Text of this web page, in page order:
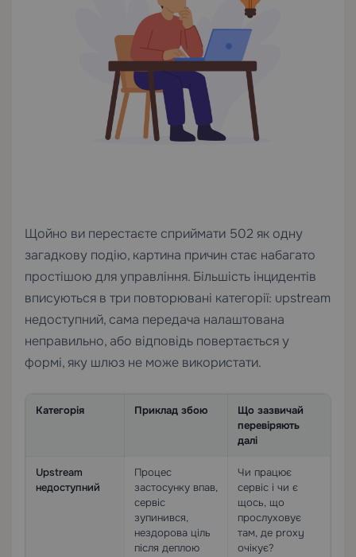
Щойно ви перестаєте сприймати 502 як одну
загадкову подію, картина причин стає набагато
простішою для управління. Більшість інцидентів
вписуються в три повторювані категорії: upstream
недоступний, сама передача налаштована
неправильно, або відповідь повертається у
формі, яку шлюз не може використати.
Категорія Приклад збою
Що зазвичай
перевіряють
далі
Upstream
недоступний
Процес
застосунку впав,
сервіс
зупинився,
нездорова ціль
після деплою
Чи працює
сервіс і чи є
щось, що
прослуховує
там, де proxy
очікує?